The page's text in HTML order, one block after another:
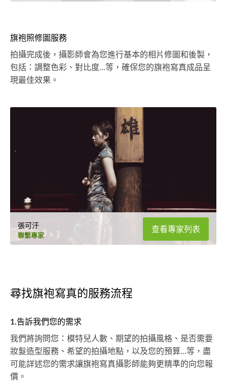
旗袍照修圖服務
拍攝完成後，攝影師會為您進行基本的相片修圖和後製，
包括：調整色彩、對比度...等，確保您的旗袍寫真成品呈
現最佳效果。
張可汗
聯繫專家
查看專家列表
尋找旗袍寫真的服務流程
1.告訴我們您的需求
我們將詢問您：模特兒人數、期望的拍攝風格、是否需要
妝髮造型服務、希望的拍攝地點，以及您的預算...等，盡
可能詳述您的需求讓旗袍寫真攝影師能夠更精準的向您報
價。